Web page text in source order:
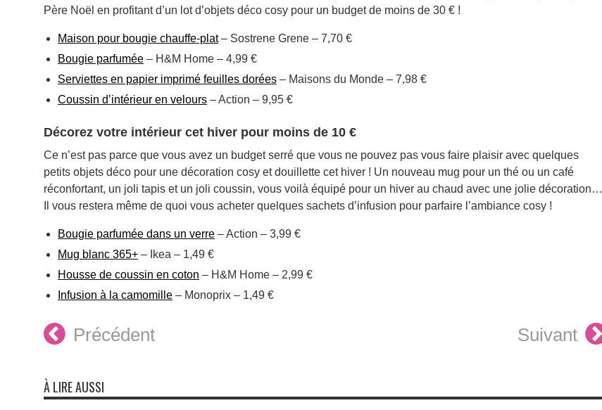
Père Noël en profitant d’un lot d’objets déco cosy pour un budget de moins de 30 € !
Maison pour bougie chauffe-plat– Sostrene Grene – 7,70 €
Bougie parfumée – H&M Home – 4,99 €
Serviettes en papier imprimé feuilles dorées – Maisons du Monde – 7,98 €
Coussin d’intérieur en velours – Action – 9,95 €
Décorez votre intérieur cet hiver pour moins de 10 €
Ce n’est pas parce que vous avez un budget serré que vous ne pouvez pas vous faire plaisir avec quelques
petits objets déco pour une décoration cosy et douillette cet hiver ! Un nouveau mug pour un thé ou un café
réconfortant, un joli tapis et un joli coussin, vous voilà équipé pour un hiver au chaud avec une jolie décoration…
Il vous restera même de quoi vous acheter quelques sachets d’infusion pour parfaire l’ambiance cosy !
Bougie parfumée dans un verre – Action – 3,99 €
Mug blanc 365+ – Ikea – 1,49 €
Housse de coussin en coton – H&M Home – 2,99 €
Infusion à la camomille – Monoprix – 1,49 €
Précédent Suivant
À LIRE AUSSI